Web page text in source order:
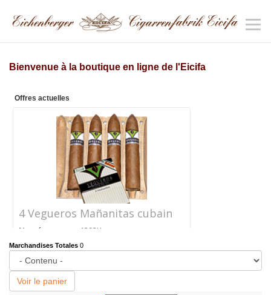
Bienvenue à la boutique en ligne de l'Eicifa
Offres actuelles
4 Vegueros Mañanitas cubain
Numéro
d'article
1292K
Prix
Marchandises Totales 0
Voir le panier